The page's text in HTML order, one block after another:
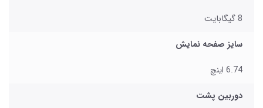
8 گیگابایت
سایز صفحه نمایش
6.74 اینچ
دوربین پشت